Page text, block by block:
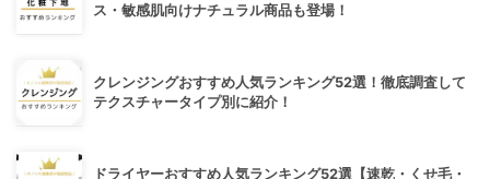
ス・敏感肌向けナチュラル商品も登場！
クレンジングおすすめ人気ランキング52選！徹底調査して
テクスチャータイプ別に紹介！
ドライヤーおすすめ人気ランキング52選【速乾・くせ毛・